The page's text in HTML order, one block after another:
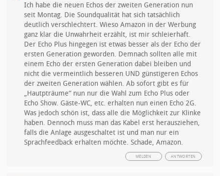
Ich habe die neuen Echos der zweiten Generation nun
seit Montag. Die Soundqualität hat sich tatsächlich
deutlich verschlechtert. Wieso Amazon in der Werbung
ganz klar die Unwahrheit erzählt, ist mir schleierhaft.
Der Echo Plus hingegen ist etwas besser als der Echo der
ersten Generation geworden. Demnach sollten alle mit
einem Echo der ersten Generation dabei bleiben und
nicht die vermeintlich besseren UND günstigeren Echos
der zweiten Generation wählen. Ab sofort gibt es für
„Hautpträume“ nun nur die Wahl zum Echo Plus oder
Echo Show. Gäste-WC, etc. erhalten nun einen Echo 2G.
Was jedoch schön ist, dass alle die Möglichkeit zur Klinke
haben. Dennoch muss man das Kabel erst herausziehen,
falls die Anlage ausgeschaltet ist und man nur ein
Sprachfeedback erhalten möchte. Schade, Amazon.
ANTWORTEN
MELDEN